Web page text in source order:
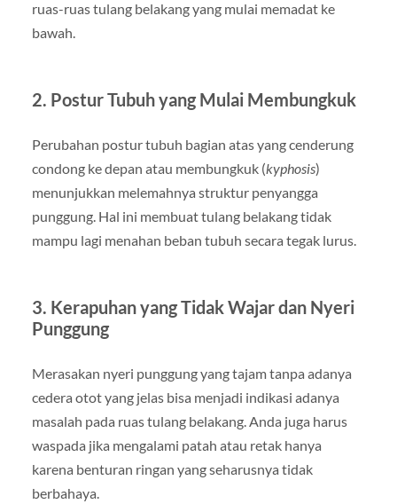
ruas-ruas tulang belakang yang mulai memadat ke
bawah.
2. Postur Tubuh yang Mulai Membungkuk
Perubahan postur tubuh bagian atas yang cenderung
condong ke depan atau membungkuk (kyphosis)
menunjukkan melemahnya struktur penyangga
punggung. Hal ini membuat tulang belakang tidak
mampu lagi menahan beban tubuh secara tegak lurus.
3. Kerapuhan yang Tidak Wajar dan Nyeri
Punggung
Merasakan nyeri punggung yang tajam tanpa adanya
cedera otot yang jelas bisa menjadi indikasi adanya
masalah pada ruas tulang belakang. Anda juga harus
waspada jika mengalami patah atau retak hanya
karena benturan ringan yang seharusnya tidak
berbahaya.